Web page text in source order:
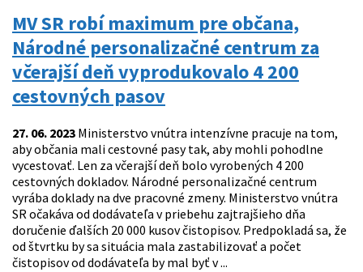
MV SR robí maximum pre občana,
Národné personalizačné centrum za
včerajší deň vyprodukovalo 4 200
cestovných pasov
27. 06. 2023 Ministerstvo vnútra intenzívne pracuje na tom,
aby občania mali cestovné pasy tak, aby mohli pohodlne
vycestovať. Len za včerajší deň bolo vyrobených 4 200
cestovných dokladov. Národné personalizačné centrum
vyrába doklady na dve pracovné zmeny. Ministerstvo vnútra
SR očakáva od dodávateľa v priebehu zajtrajšieho dňa
doručenie ďalších 20 000 kusov čistopisov. Predpokladá sa, že
od štvrtku by sa situácia mala zastabilizovať a počet
čistopisov od dodávateľa by mal byť v ...